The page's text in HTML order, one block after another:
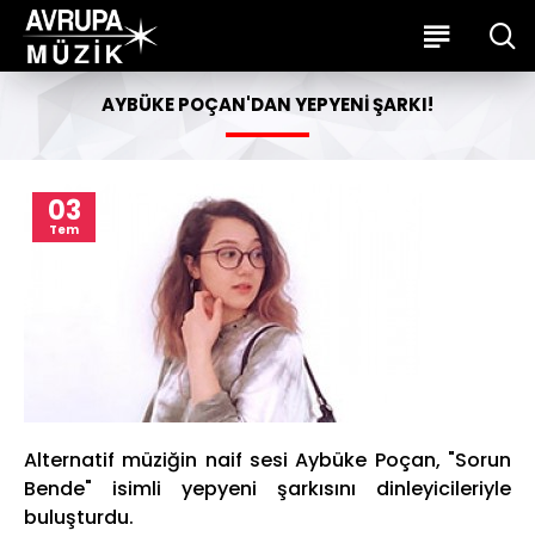
AYBÜKE POÇAN'DAN YEPYENI ŞARKI!
03
Tem
Alternatif müziğin naif sesi Aybüke Poçan, "Sorun
Bende" isimli yepyeni şarkısını dinleyicileriyle
buluşturdu.